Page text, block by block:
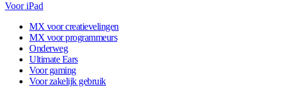
Voor iPad
MX voor creatievelingen
MX voor programmeurs
Onderweg
Ultimate Ears
Voor gaming
Voor zakelijk gebruik